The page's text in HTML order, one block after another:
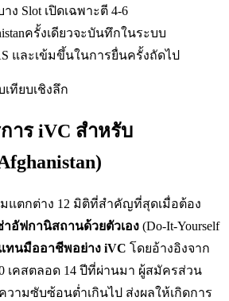
ง Slot เปิดเฉพาะตี 4-6
ครั้งเดียวจะบันทึกในระบบ
และเข้มขึ้นในการยื่นครั้งถัดไป
เทียบเชิงลึก
าร iVC สำหรับ
แตกต่าง 12 มิติที่สำคัญที่สุดเมื่อต้อง
าอัฟกานิสถานด้วยตัวเอง (Do-It-Yourself
ทนมืออาชีพอย่าง iVC โดยอ้างอิงจาก
เคสตลอด 14 ปีที่ผ่านมา ผู้สมัครส่วน
วามซับซ้อนต่ำเกินไป ส่งผลให้เกิดการ